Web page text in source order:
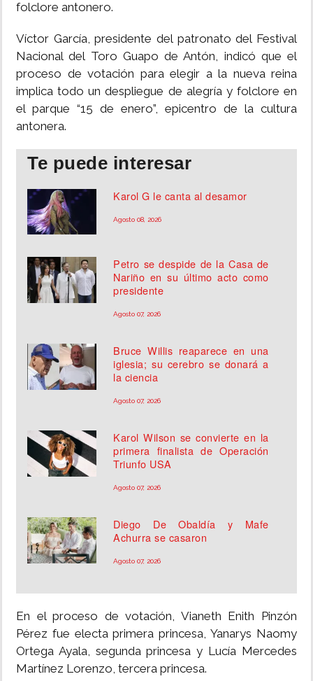
folclore antonero.
Víctor García, presidente del patronato del Festival
Nacional del Toro Guapo de Antón, indicó que el
proceso de votación para elegir a la nueva reina
implica todo un despliegue de alegría y folclore en
el parque “15 de enero”, epicentro de la cultura
antonera.
Te puede interesar
Karol G le canta al desamor
Agosto 08, 2026
Petro se despide de la Casa de
Nariño en su último acto como
presidente
Agosto 07, 2026
Bruce Willis reaparece en una
iglesia; su cerebro se donará a
la ciencia
Agosto 07, 2026
Karol Wilson se convierte en la
primera finalista de Operación
Triunfo USA
Agosto 07, 2026
Diego De Obaldía y Mafe
Achurra se casaron
Agosto 07, 2026
En el proceso de votación, Vianeth Enith Pinzón
Pérez fue electa primera princesa, Yanarys Naomy
Ortega Ayala, segunda princesa y Lucía Mercedes
Martínez Lorenzo, tercera princesa.